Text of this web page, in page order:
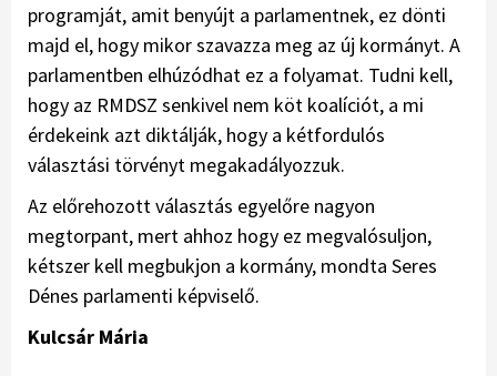
programját, amit benyújt a parlamentnek, ez dönti
majd el, hogy mikor szavazza meg az új kormányt. A
parlamentben elhúzódhat ez a folyamat. Tudni kell,
hogy az RMDSZ senkivel nem köt koalíciót, a mi
érdekeink azt diktálják, hogy a kétfordulós
választási törvényt megakadályozzuk.
Az előrehozott választás egyelőre nagyon
megtorpant, mert ahhoz hogy ez megvalósuljon,
kétszer kell megbukjon a kormány, mondta Seres
Dénes parlamenti képviselő.
Kulcsár Mária